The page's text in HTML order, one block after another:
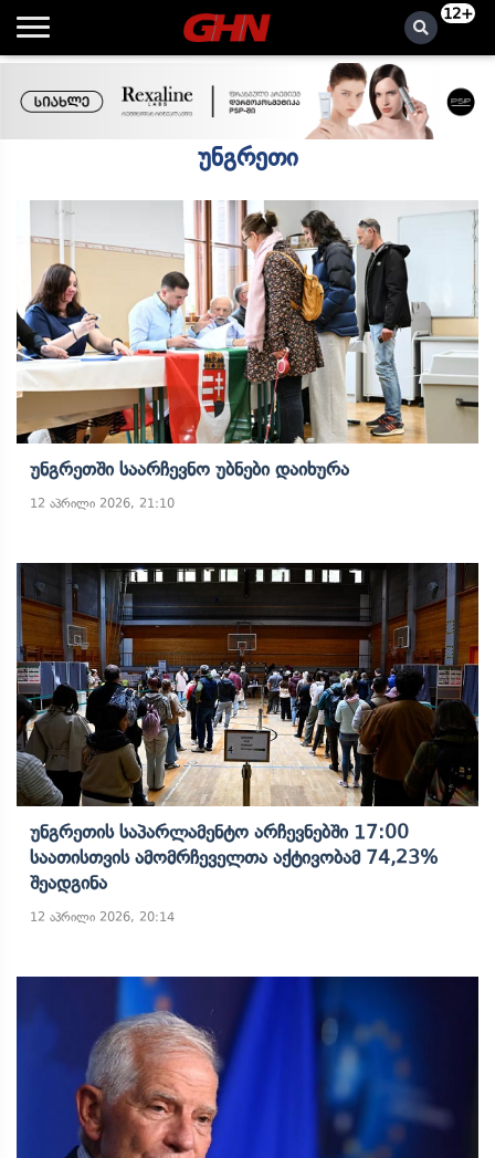
12+
უნგრეთი
Უნგრეთში Საარჩევნო Უბნები Დაიხურა
12 აპრილი 2026, 21:10
Უნგრეთის Საპარლამენტო Არჩევნებში 17:00
Საათისთვის Ამომრჩეველთა Აქტივობამ 74,23%
Შეადგინა
12 აპრილი 2026, 20:14